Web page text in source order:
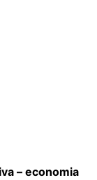
– economia